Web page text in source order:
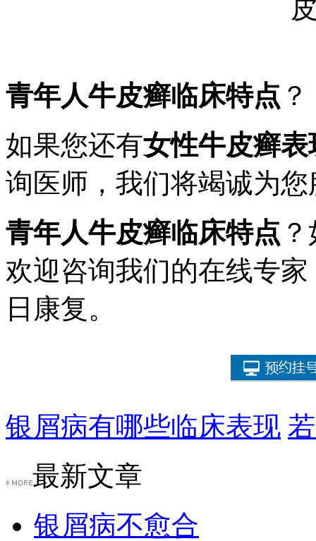
青年人牛皮癣临床特点 ？
如果您还有女性牛皮癣
询医师，我们将竭诚为您
青年人牛皮癣临床特点
欢迎咨询我们的在线专
日康复。
银屑病有哪些临床表现
最新文章
银屑病不愈合